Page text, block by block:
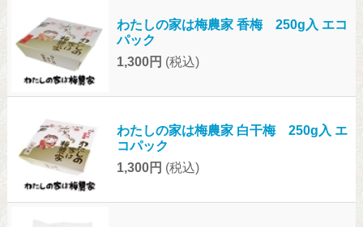
わたしの家は梅農家 香梅 250g入 エコ
パック
1,300円 (税込)
わたしの家は梅農家 白干梅 250g入 エ
コパック
1,300円 (税込)